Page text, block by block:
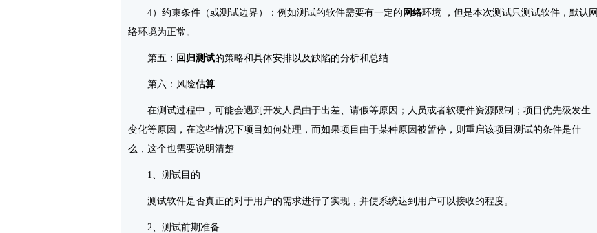
4）约束条件（或测试边界）：例如测试的软件需要有一定的 网络环境 ，但是本次测试只测试软件，默认网
络环境为正常。
第五： 回归测试的策略和具体安排以及缺陷的分析和总结
第六：风险估算
在测试过程中，可能会遇到开发人员由于出差、请假等原因；人员或者软硬件资源限制；项目优先级发生
变化等原因，在这些情况下项目如何处理，而如果项目由于某种原因被暂停，则重启该项目测试的条件是什
么，这个也需要说明清楚
1、测试目的
测试软件是否真正的对于用户的需求进行了实现，并使系统达到用户可以接收的程度。
2、测试前期准备